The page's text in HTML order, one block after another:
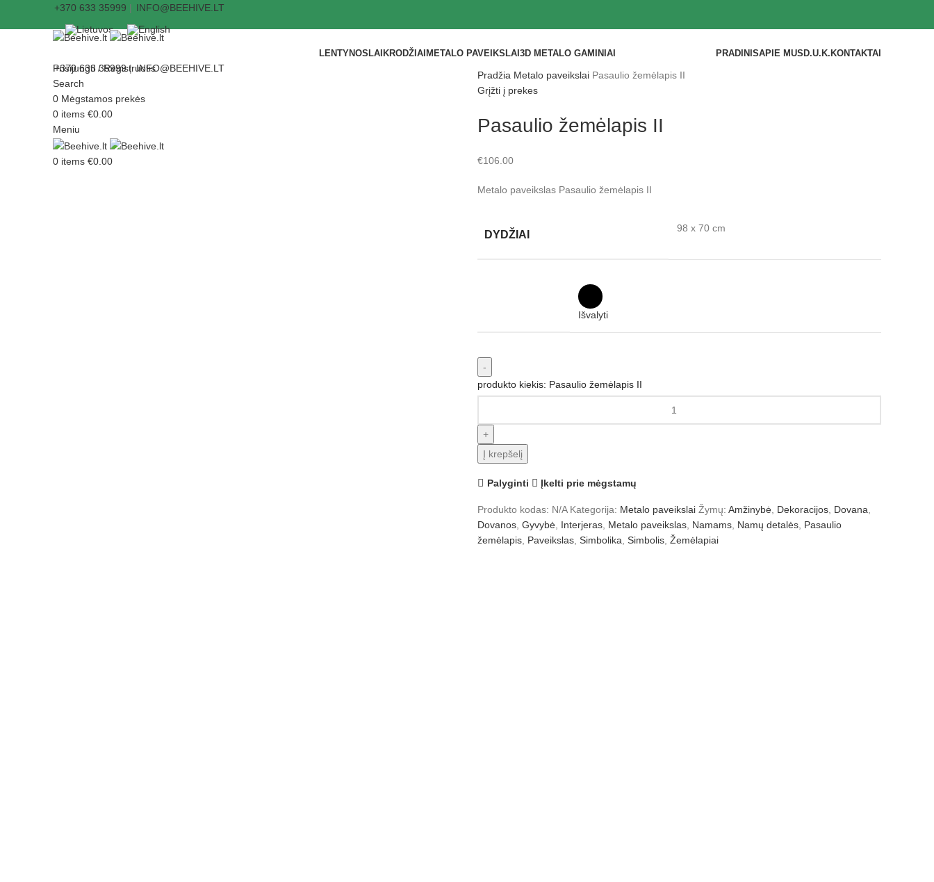
+370 633 35999 | INFO@BEEHIVE.LT
PRADINISAPIE MUS D.U.K. KONTAKTAI
+370 633 35999|INFO@BEEHIVE.LT
LENTYNOS LAIKRODŽIAI METALO PAVEIKSLAI 3D METALO GAMINIAI
Prisijungti / Registruotis
Search
0 Mėgstamos prekės
0 items €0.00
Meniu
0 items €0.00
Pradžia Metalo paveikslai Pasaulio žemėlapis II
Grįžti į prekes
Pasaulio žemėlapis II
€106.00
Metalo paveikslas Pasaulio žemėlapis II
DYDŽIAI
98 x 70 cm
Išvalyti
produkto kiekis: Pasaulio žemėlapis II
Į krepšelį
Palyginti Įkelti prie mėgstamų
Produkto kodas: N/A Kategorija: Metalo paveikslai Žymų: Amžinybė Dekoracijos Dovana
Dovanos Gyvybė Interjeras Metalo paveikslas Namams Namų detalės Pasaulio
žemėlapis Paveikslas Simbolika Simbolis Žemėlapiai